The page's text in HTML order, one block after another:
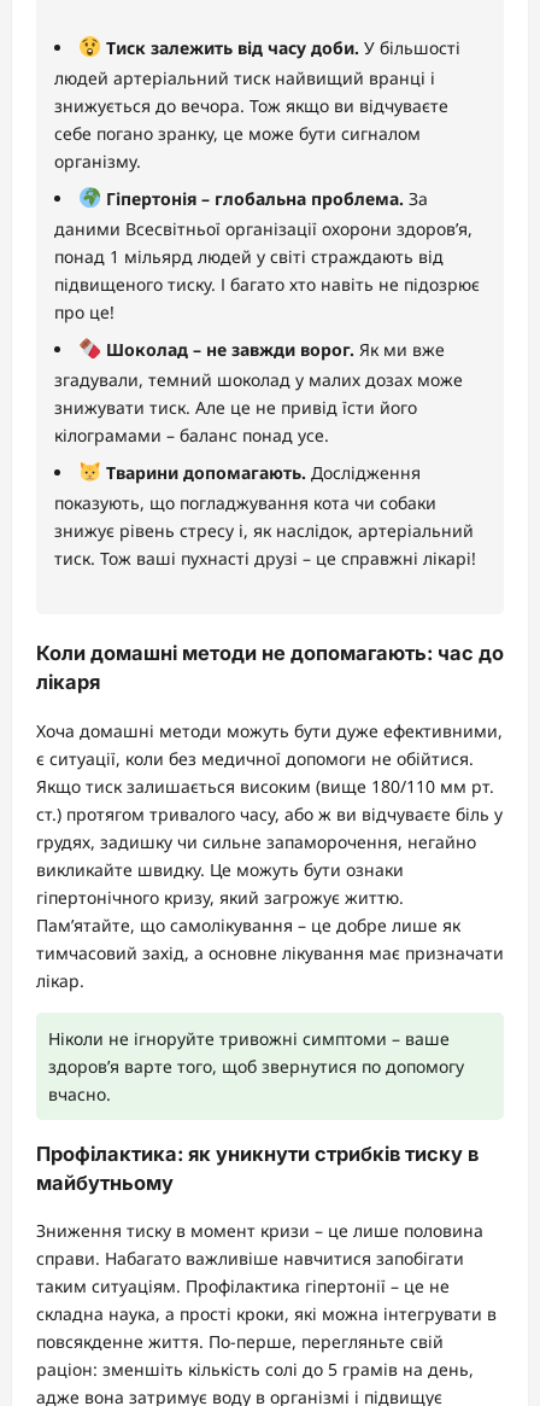
Тиск залежить від часу доби. У більшості
людей артеріальний тиск найвищий вранці і
знижується до вечора. Тож якщо ви відчуваєте
себе погано зранку, це може бути сигналом
організму.
Гіпертонія – глобальна проблема. За
даними Всесвітньої організації охорони здоров’я,
понад 1 мільярд людей у світі страждають від
підвищеного тиску. І багато хто навіть не підозрює
про це!
Шоколад – не завжди ворог. Як ми вже
згадували, темний шоколад у малих дозах може
знижувати тиск. Але це не привід їсти його
кілограмами – баланс понад усе.
Тварини допомагають. Дослідження
показують, що погладжування кота чи собаки
знижує рівень стресу і, як наслідок, артеріальний
тиск. Тож ваші пухнасті друзі – це справжні лікарі!
Коли домашні методи не допомагають: час до
лікаря
Хоча домашні методи можуть бути дуже ефективними,
є ситуації, коли без медичної допомоги не обійтися.
Якщо тиск залишається високим (вище 180/110 мм рт.
ст.) протягом тривалого часу, або ж ви відчуваєте біль у
грудях, задишку чи сильне запаморочення, негайно
викликайте швидку. Це можуть бути ознаки
гіпертонічного кризу, який загрожує життю.
Пам’ятайте, що самолікування – це добре лише як
тимчасовий захід, а основне лікування має призначати
лікар.
Ніколи не ігноруйте тривожні симптоми – ваше
здоров’я варте того, щоб звернутися по допомогу
вчасно.
Профілактика: як уникнути стрибків тиску в
майбутньому
Зниження тиску в момент кризи – це лише половина
справи. Набагато важливіше навчитися запобігати
таким ситуаціям. Профілактика гіпертонії – це не
складна наука, а прості кроки, які можна інтегрувати в
повсякденне життя. По-перше, перегляньте свій
раціон: зменшіть кількість солі до 5 грамів на день,
адже вона затримує воду в організмі і підвищує